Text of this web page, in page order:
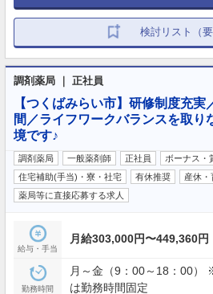
検討リスト（要
調剤薬局 ｜ 正社員
【つくばみらい市】研修制度充
間／ライフワークバランスを取り
境です♪
調剤薬局 一般薬剤師 正社員
ボーナス・
住宅補助(手当)・寮・社宅
有休推奨 産休・
薬局等に直接応募する求人
給与・手当
月給303,000円〜449,360円
勤務時間
月～金（9：00～18：00）
は勤務時間固定